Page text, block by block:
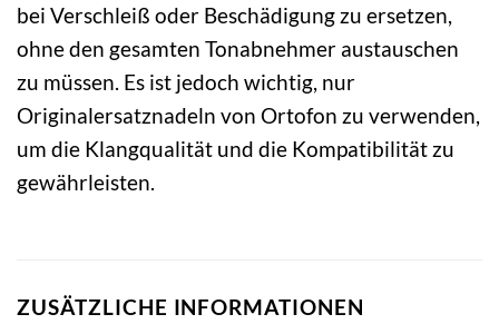
bei Verschleiß oder Beschädigung zu ersetzen,
ohne den gesamten Tonabnehmer austauschen
zu müssen. Es ist jedoch wichtig, nur
Originalersatznadeln von Ortofon zu verwenden,
um die Klangqualität und die Kompatibilität zu
gewährleisten.
ZUSÄTZLICHE INFORMATIONEN